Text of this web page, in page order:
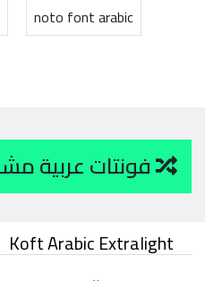
noto font arabic
Koft Arabic Extralight